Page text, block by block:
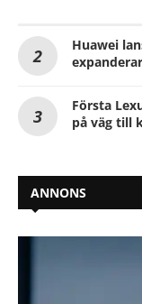
Huawei
Första
på väg till
ANNONS